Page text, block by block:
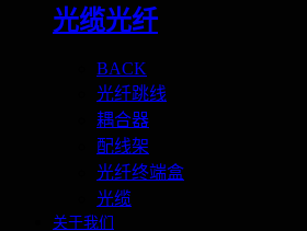
光缆光纤
BACK
光纤跳线
耦合器
配线架
光纤终端盒
光缆
关于我们